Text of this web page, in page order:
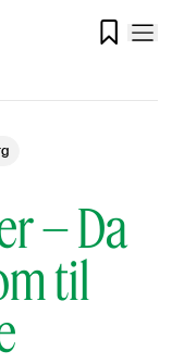

– Da
til